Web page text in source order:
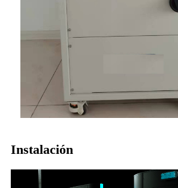
Instalación